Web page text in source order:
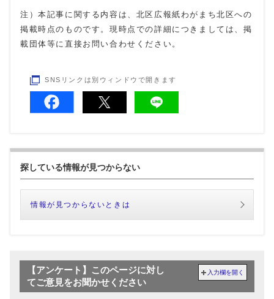
注）本記事に関する内容は、北区広報紙わがまち北区への
掲載時点のものです。現時点での詳細につきましては、掲
載団体等に直接お問い合わせください。
SNSリンクは別ウィンドウで開きます
探している情報が見つからない
情報が見つからないときは
【アンケート】このページに対し
てご意見をお聞かせください
入力欄を開く